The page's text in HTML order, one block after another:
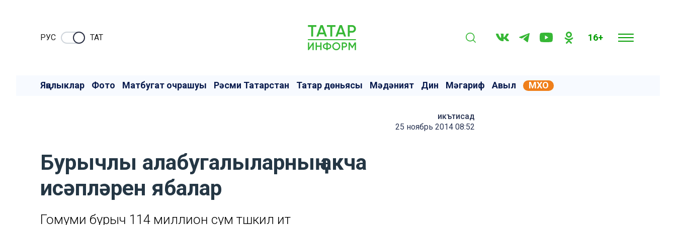
РУC ТАТ 16+
Яңалыклар Фото Матбугат очрашуы Рәсми Татарстан Татар дөньясы Мәдәният Дин Мәгариф Авыл МХО
икътисад
25 ноябрь 2014 08:52
Бурычлы алабугалыларның акча
исәпләрен ябалар
Гомуми бурыч 114 миллион сум тәшкил итә